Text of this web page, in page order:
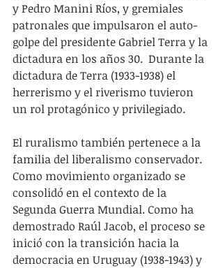
y Pedro Manini Ríos, y gremiales
patronales que impulsaron el auto-
golpe del presidente Gabriel Terra y la
dictadura en los años 30.  Durante la
dictadura de Terra (1933-1938) el
herrerismo y el riverismo tuvieron
un rol protagónico y privilegiado.
El ruralismo también pertenece a la
familia del liberalismo conservador.
Como movimiento organizado se
consolidó en el contexto de la
Segunda Guerra Mundial. Como ha
demostrado Raúl Jacob, el proceso se
inició con la transición hacia la
democracia en Uruguay (1938-1943) y